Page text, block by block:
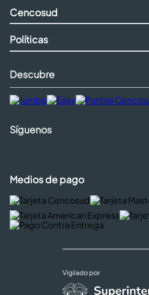
Cencosud
Políticas
Descubre
Síguenos
Medios de pago